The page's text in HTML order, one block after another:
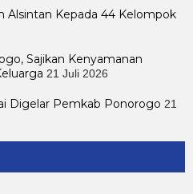
Alsintan Kepada 44 Kelompok
Sajikan Kenyamanan
21 Juli 2026
Digelar Pemkab Ponorogo 21